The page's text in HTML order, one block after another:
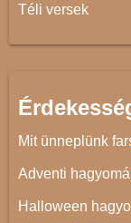
Téli versek
Mit ünneplünk
Adventi
Halloween